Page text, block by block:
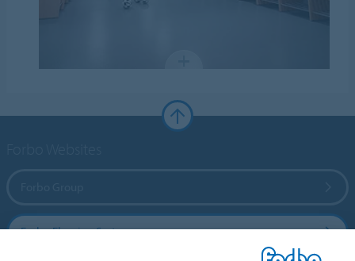
Forbo Flooring Systems